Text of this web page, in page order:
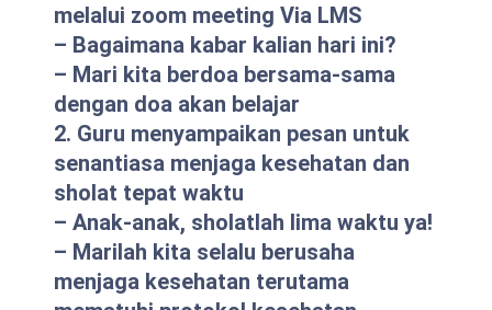
melalui zoom meeting Via LMS
– Bagaimana kabar kalian hari ini?
– Mari kita berdoa bersama-sama
dengan doa akan belajar
2. Guru menyampaikan pesan untuk
senantiasa menjaga kesehatan dan
sholat tepat waktu
– Anak-anak, sholatlah lima waktu ya!
– Marilah kita selalu berusaha
menjaga kesehatan terutama